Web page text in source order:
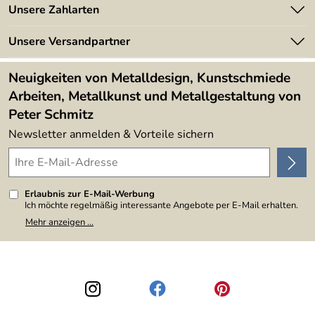
Kundeninformationen
Newsletter
Lieferbedingungen
Angebote
Kundenbewertungen (394)
4,9/5
Unsere Zahlarten
Unsere Versandpartner
Neuigkeiten von Metalldesign, Kunstschmiede
Arbeiten, Metallkunst und Metallgestaltung von
Peter Schmitz
Newsletter anmelden & Vorteile sichern
Erlaubnis zur E-Mail-Werbung
Ich möchte regelmäßig interessante Angebote per E-Mail erhalten.
Meine E-Mail-Adresse wird nicht an andere Unternehmen
weitergegeben. Zu statistischen Zwecken wird in anonymer Form
den Link "Abmelden" am Ende des Newsletters anklicke. Die
Datenschutzerklärung
habe ich zur Kenntnis genommen.
Mehr anzeigen ...